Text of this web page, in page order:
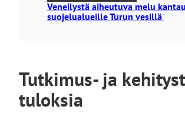
Veneilystä aiheutuva melu
suojelualueille Turun vesillä
Tutkimus- ja
tuloksia